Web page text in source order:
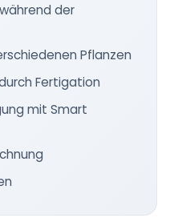
der
Pflanzen
Fertigation
mit Smart